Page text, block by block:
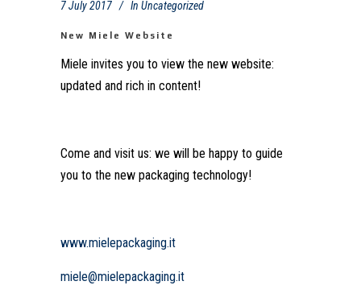
7 July 2017 In Uncategorized
New Miele Website
Miele invites you to view the new website:
updated and rich in content!
Come and visit us: we will be happy to guide
you to the new packaging technology!
www.mielepackaging.it
miele@mielepackaging.it